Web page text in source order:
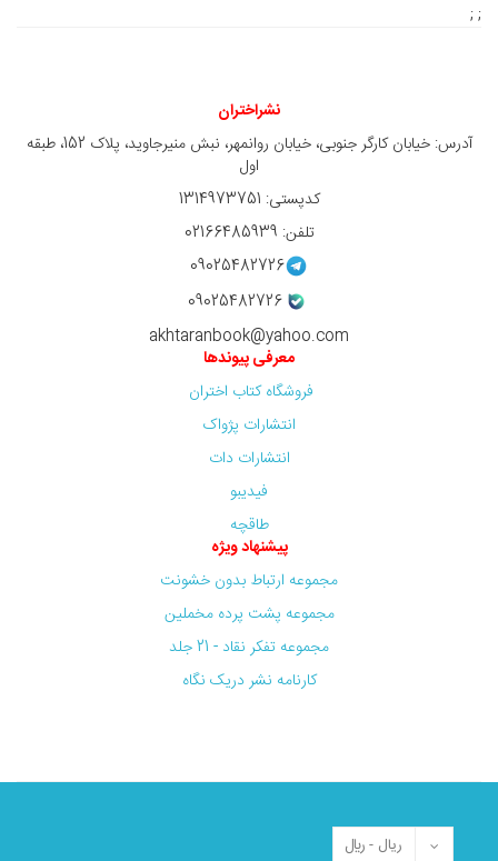
; ;
نشراختران
آدرس: خیابان کارگر جنوبی، خیابان روانمهر، نبش منیرجاوید، پلاک 152، طبقه
اول
کدپستی: 1314973751
تلفن: 02166485939
09025482726
09025482726
akhtaranbook@yahoo.com
معرفی پیوندها
فروشگاه کتاب اختران
انتشارات پژواک
انتشارات دات
فیدیبو
طاقچه
پیشنهاد ویژه
مجموعه ارتباط بدون خشونت
مجموعه پشت پرده مخملین
مجموعه تفکر نقاد - 21 جلد
کارنامه نشر دریک نگاه